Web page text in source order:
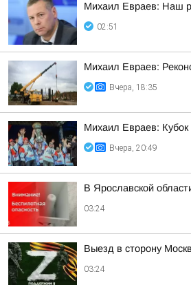
Михаил Евраев: Наш
02:51
Михаил Евраев:
Вчера, 18:35
Михаил Евраев: Кубок
Вчера, 20:49
В Ярославской
03:24
Выезд в сторону
03:24